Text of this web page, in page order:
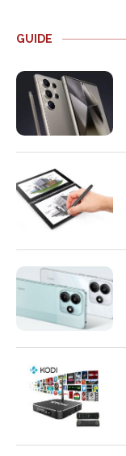
GUIDE